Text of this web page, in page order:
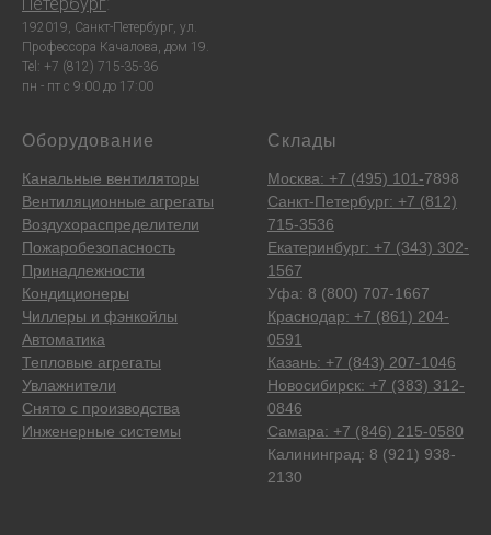
192019, Санкт-Петербург, ул.
Профессора Качалова, дом 19.
Tel: +7 (812) 715-35-36
пн - пт с 9:00 до 17:00
Оборудование
Канальные вентиляторы
Вентиляционные агрегаты
Воздухораспределители
Пожаробезопасность
Принадлежности
Кондиционеры
Чиллеры и фэнкойлы
Автоматика
Тепловые агрегаты
Увлажнители
Снято с производства
Инженерные системы
Склады
Москва: +7 (495) 101-7898
Санкт-Петербург: +7 (812)
715-3536
Екатеринбург: +7 (343) 302-
1567
Уфа: 8 (800) 707-1667
Краснодар: +7 (861) 204-
0591
Казань: +7 (843) 207-1046
Новосибирск: +7 (383) 312-
0846
Самара: +7 (846) 215-0580
Калининград: 8 (921) 938-
2130